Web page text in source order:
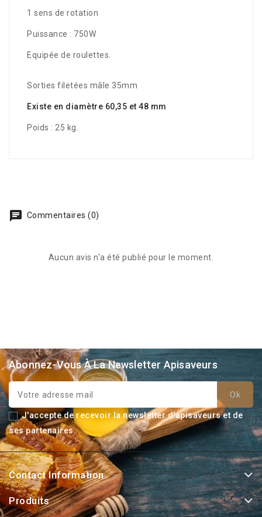
1 sens de rotation
Puissance : 750W
Equipée de roulettes.
Sorties filetées mâle 35mm
Existe en diamètre 60,35 et 48 mm
Poids : 25 kg.
Commentaires (0)
Aucun avis n'a été publié pour le moment.
Abonnez-Vous À La Newsletter Apisaveurs
J'accepte de recevoir la newsletter d'apisaveurs et de
ses partenaires.
Contact Information
Produits